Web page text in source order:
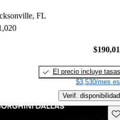
FL
El precio incluye tasas
$3,530/mes
Verif. disponibilidad